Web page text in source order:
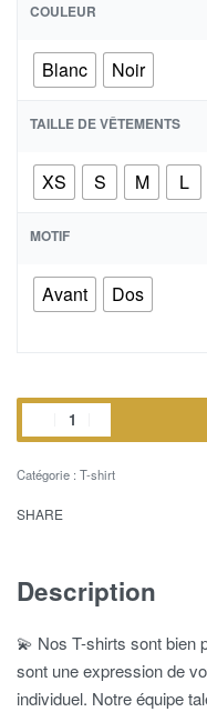
COULEUR
Blanc Noir
TAILLE DE VÊTEMENTS
XS S M L
MOTIF
Avant Dos
Catégorie : T-shirt
SHARE
Description
💫 Nos T-shirts sont bien
sont une expression de
individuel. Notre équipe